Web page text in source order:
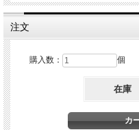
注文
購入数： 個
在庫